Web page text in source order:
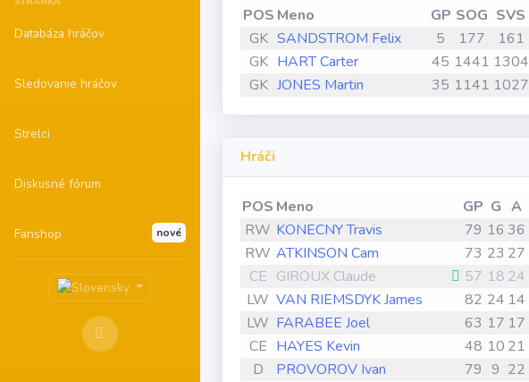
Databáza hráčov
Sledovanie hráčov
Strelci
Diskusné fórum
Fanshop nové
POS Meno GP SOG SVS
GK SANDSTROM Felix 5 177 161
GK HART Carter 45 1441 1304
GK JONES Martin 35 1141 1027
Hráči
POS Meno GP G A
RW KONECNY Travis 79 1636
RW ATKINSON Cam 73 23 27
CE GIROUX Claude 57 18 24
LW VAN RIEMSDYK James 82 24 14
LW FARABEE Joel 63 17 17
CE HAYES Kevin 48 10 21
D
PROVOROV Ivan 79 9 22